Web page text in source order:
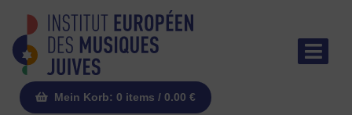
Mein Korb: 0 items / 0.00 €